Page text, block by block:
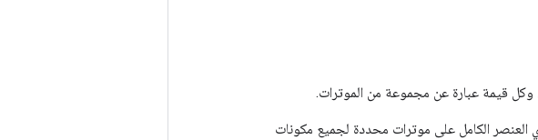
قيمة عبارة عن مجموعة من الموترات.
الكامل على موترات محددة لجميع مكونات